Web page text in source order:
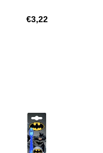
€3,22